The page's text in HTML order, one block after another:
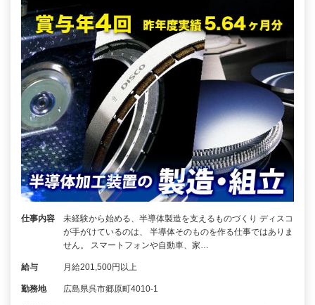
仕事内容
未経験から始める、半導体製造を支えるものづくり ディスコ
が手がけているのは、 半導体そのものを作る仕事ではありま
せん。 スマートフォンや自動車、家…
給与 月給201,500円以上
勤務地 広島県呉市郷原町4010-1